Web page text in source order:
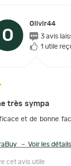
O
Olivir44
3 avis
1 utile
très sympa
et de bonne
– Voir les
cet avis utile